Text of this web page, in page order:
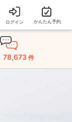
ログイン かんたん予約
78,673 件